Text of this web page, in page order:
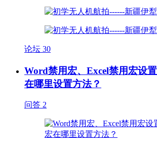
论坛 30
Word禁用宏、Excel禁用宏设
在哪里设置方法？
问答 2